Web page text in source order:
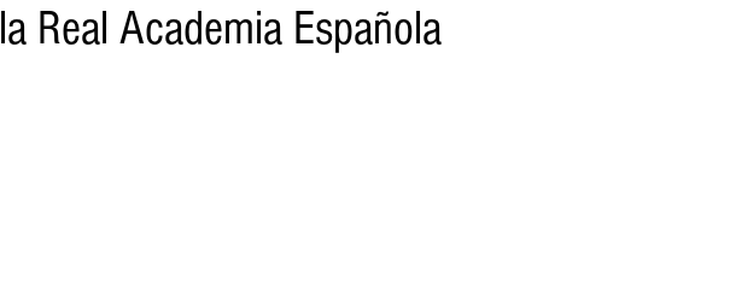
Bloggeros Hermanos Mayores Economía
la Real Academia Española